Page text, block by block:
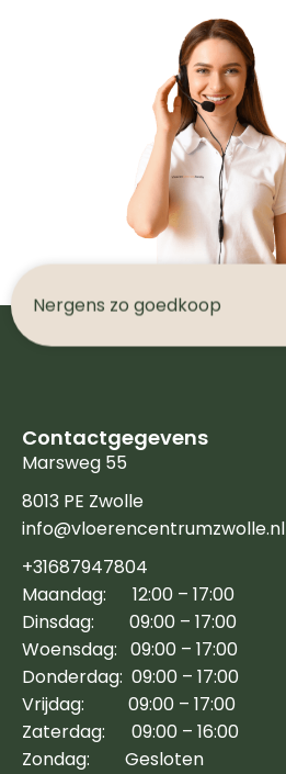
Nergens zo goedkoop
Contactgegevens
Marsweg 55
8013 PE Zwolle
info@vloerencentrumzwolle.nl
+31687947804
Maandag: 12:00 – 17:00
Dinsdag: 09:00 – 17:00
Woensdag: 09:00 – 17:00
Donderdag: 09:00 – 17:00
Vrijdag: 09:00 – 17:00
Zaterdag: 09:00 – 16:00
Zondag: Gesloten